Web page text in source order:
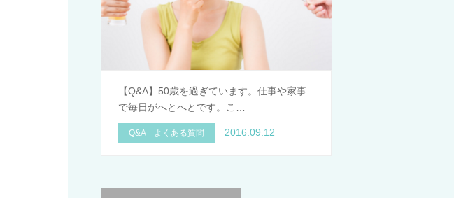
【Q&A】50歳を過ぎています。仕事や家事
で毎日がへとへとです。こ…
Q&A よくある質問 2016.09.12